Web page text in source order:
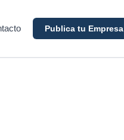
Publica tu Empresa